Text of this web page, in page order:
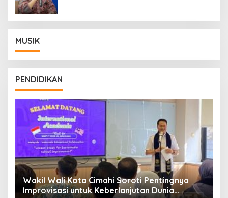
MUSIK
PENDIDIKAN
Wakil Wali Kota Cimahi Soroti Pentingnya
Improvisasi untuk Keberlanjutan Dunia